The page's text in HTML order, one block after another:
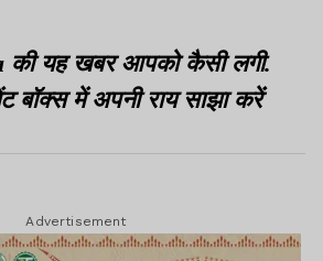
की यह खबर आपको कैसी लगी.
बॉक्स में अपनी राय साझा करें
Advertisement